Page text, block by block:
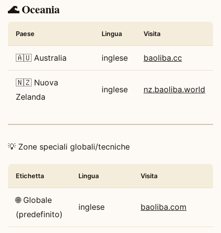
🌊 Oceania
Paese Lingua Visita
🇦🇺 Australia inglese baoliba.cc
🇳🇿 Nuova
Zelanda
inglese nz.baoliba.world
💡 Zone speciali globali/tecniche
Etichetta Lingua Visita
🌐 Globale
(predefinito)
inglese baoliba.com